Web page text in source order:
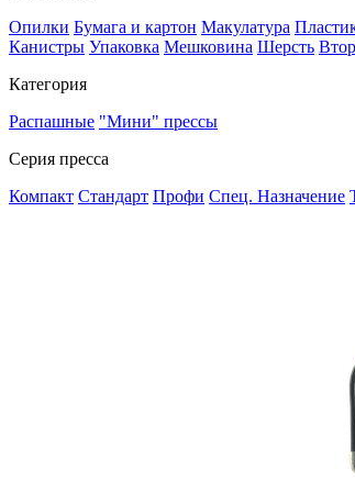
Опилки Бумага и картон Макулатура
Канистры Упаковка Мешковина Шерсть
Категория
Распашные "Мини" прессы
Серия пресса
Компакт Стандарт Профи Спец. Назначение